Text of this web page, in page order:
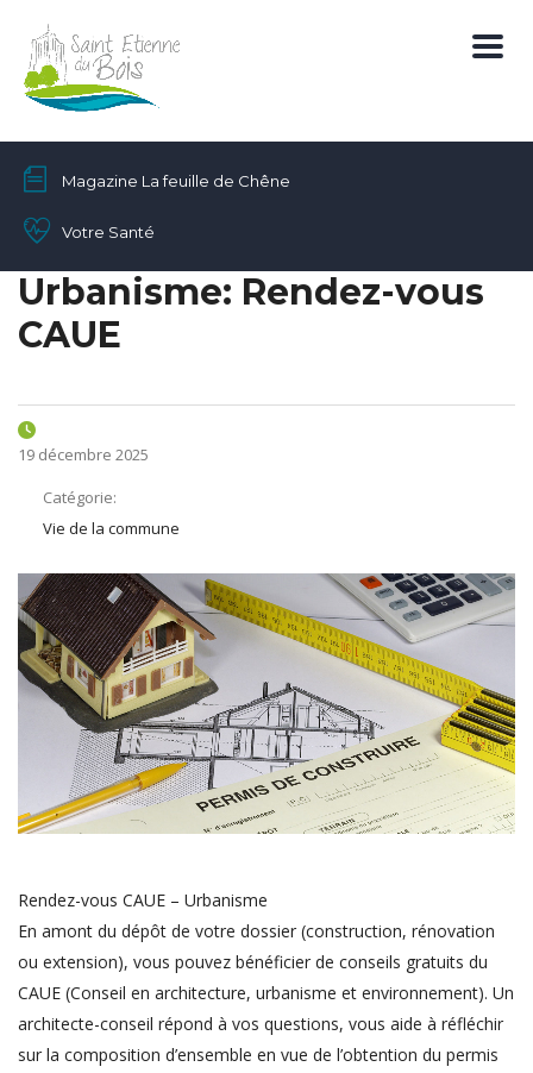
Magazine La feuille de Chêne
Votre Santé
Urbanisme: Rendez-vous
CAUE
19 décembre 2025
Catégorie:
Vie de la commune
Rendez-vous CAUE – Urbanisme
En amont du dépôt de votre dossier (construction, rénovation
ou extension), vous pouvez bénéficier de conseils gratuits du
CAUE (Conseil en architecture, urbanisme et environnement). Un
architecte-conseil répond à vos questions, vous aide à réfléchir
sur la composition d’ensemble en vue de l’obtention du permis